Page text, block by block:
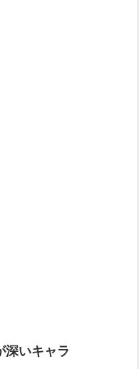
深いキャラ